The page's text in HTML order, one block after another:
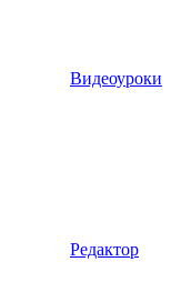
Видеоуроки
Редактор